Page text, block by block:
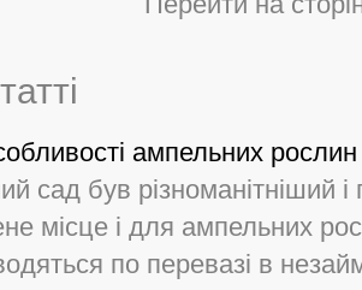
ампельних рослин
сад був різноманітніший
місце і для ампельних
по перевазі в